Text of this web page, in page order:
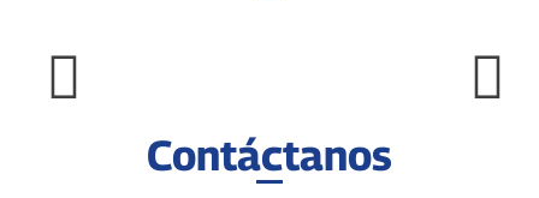
Contáctanos